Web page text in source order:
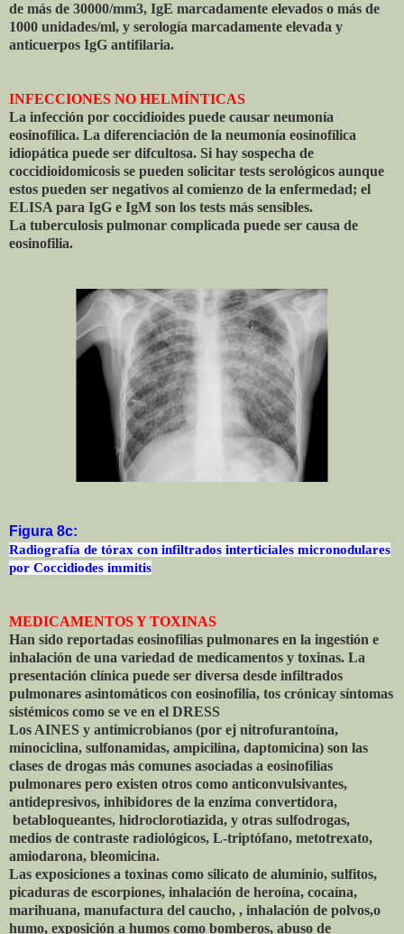
de más de 30000/mm3, IgE marcadamente elevados o más de
1000 unidades/ml, y serología marcadamente elevada y
anticuerpos IgG antifilaria.
INFECCIONES NO HELMÍNTICAS
La infección por coccidioides puede causar neumonía
eosinofílica. La diferenciación de la neumonía eosinofílica
idiopática puede ser difcultosa. Si hay sospecha de
coccidioidomicosis se pueden solicitar tests serológicos aunque
estos pueden ser negativos al comienzo de la enfermedad; el
ELISA para IgG e IgM son los tests más sensibles.
La tuberculosis pulmonar complicada puede ser causa de
eosinofilia.
Figura 8c:
Radiografía de tórax con infiltrados interticiales micronodulares
por Coccidiodes immitis
MEDICAMENTOS Y TOXINAS
Han sido reportadas eosinofilias pulmonares en la ingestión e
inhalación de una variedad de medicamentos y toxinas. La
presentación clínica puede ser diversa desde infiltrados
pulmonares asintomáticos con eosinofilia, tos crónicay síntomas
sistémicos como se ve en el DRESS
Los AINES y antimicrobianos (por ej nitrofurantoína,
minociclina, sulfonamidas, ampicilina, daptomicina) son las
clases de drogas más comunes asociadas a eosinofilias
pulmonares pero existen otros como anticonvulsivantes,
antidepresivos, inhibidores de la enzima convertidora,
betabloqueantes, hidroclorotiazida, y otras sulfodrogas,
medios de contraste radiológicos, L-triptófano, metotrexato,
amiodarona, bleomicina.
Las exposiciones a toxinas como silicato de aluminio, sulfitos,
picaduras de escorpiones, inhalación de heroína, cocaína,
marihuana, manufactura del caucho, , inhalación de polvos,o
humo, exposición a humos como bomberos, abuso de